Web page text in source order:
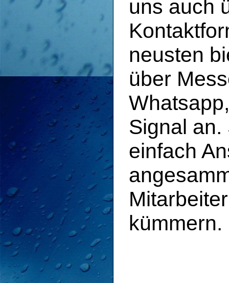
uns auch
neusten
über
Signal
einfach
kümmern.